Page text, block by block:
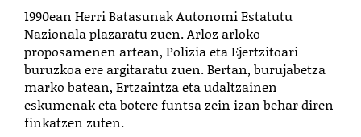
1990ean Herri Batasunak Autonomi Estatutu
Nazionala plazaratu zuen. Arloz arloko
proposamenen artean, Polizia eta Ejertzitoari
buruzkoa ere argitaratu zuen. Bertan, burujabetza
marko batean, Ertzaintza eta udaltzainen
eskumenak eta botere funtsa zein izan behar diren
finkatzen zuten.